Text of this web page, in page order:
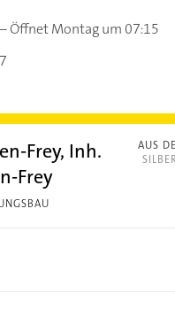
–Öffnet Montag um 07:15
AUS
Frey, Inh.
Frey